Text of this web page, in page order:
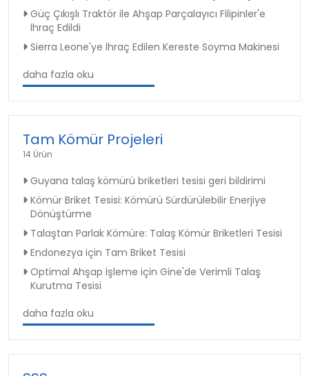
Güç Çıkışlı Traktör ile Ahşap Parçalayıcı Filipinler'e
İhraç Edildi
Sierra Leone'ye İhraç Edilen Kereste Soyma Makinesi
daha fazla oku
Tam Kömür Projeleri
14 Ürün
Guyana talaş kömürü briketleri tesisi geri bildirimi
Kömür Briket Tesisi: Kömürü Sürdürülebilir Enerjiye
Dönüştürme
Talaştan Parlak Kömüre: Talaş Kömür Briketleri Tesisi
Endonezya için Tam Briket Tesisi
Optimal Ahşap İşleme için Gine'de Verimli Talaş
Kurutma Tesisi
daha fazla oku